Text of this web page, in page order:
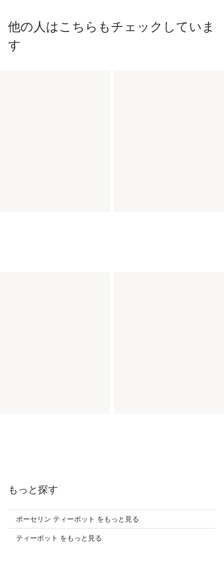
他の人はこちらもチェックしていま
す
もっと探す
ポーセリン ティーポット をもっと見る
ティーポット をもっと見る